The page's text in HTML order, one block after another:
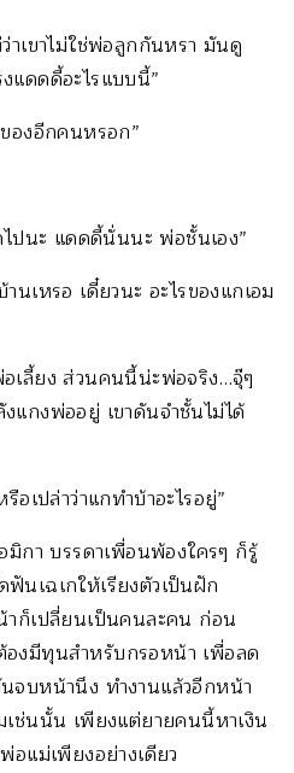
เขาไม่ใช่พ่อลูกกันหรา มันดู
ดดดี้อะไรแบบนี้”
องอีกคนหรอก”
ไปนะ แดดดี้นั่นนะ พ่อชั้นเอง”
เหรอ เดี๋ยวนะ อะไรของแกเอม
เลี้ยง ส่วนคนนี้น่ะพ่อจริง…จุ๊ๆ
แกงพ่ออยู่ เขาดันจำชั้นไม่ได้
เปล่าว่าแกทำบ้าอะไรอยู่”
มิกา บรรดาเพื่อนพ้องใครๆ ก็รู้
เฉเกให้เรียงตัวเป็นฝัก
ก็เปลี่ยนเป็นคนละคน ก่อน
งมีทุนสำหรับกรอหน้า เพื่อลด
จบหน้านึง ทำงานแล้วอีกหน้า
ช่นนั้น เพียงแต่ยายคนนี้หาเงิน
อแม่เพียงอย่างเดียว